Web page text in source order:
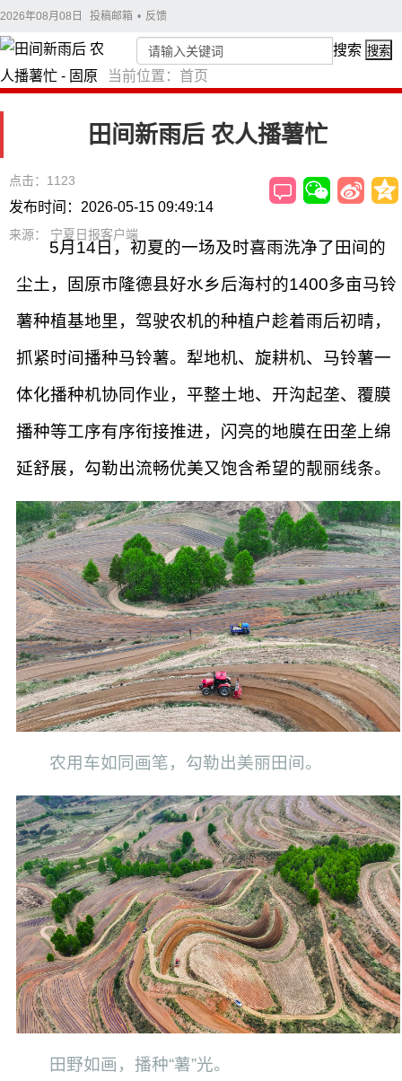
2026年08月08日 投稿邮箱 • 反馈
当前位置： 首页
搜索 搜索
田间新雨后 农人播薯忙
点击：1123
发布时间：2026-05-15 09:49:14
来源： 宁夏日报客户端
5月14日，初夏的一场及时喜雨洗净了田间的
尘土，固原市隆德县好水乡后海村的1400多亩马铃
薯种植基地里，驾驶农机的种植户趁着雨后初晴，
抓紧时间播种马铃薯。犁地机、旋耕机、马铃薯一
体化播种机协同作业，平整土地、开沟起垄、覆膜
播种等工序有序衔接推进，闪亮的地膜在田垄上绵
延舒展，勾勒出流畅优美又饱含希望的靓丽线条。
农用车如同画笔，勾勒出美丽田间。
田野如画，播种“薯”光。